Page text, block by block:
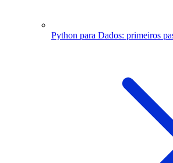
Python para Dados: primeiros